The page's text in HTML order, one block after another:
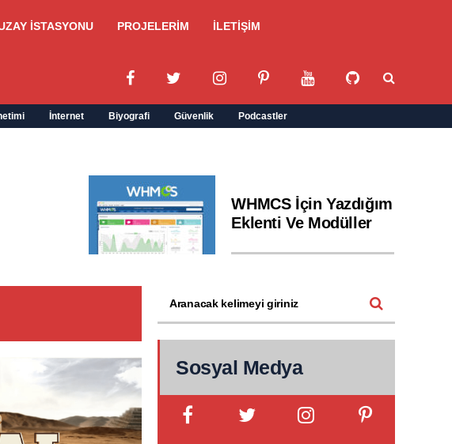
İSTASYONU PROJELERİM İLETİŞİM
İnternet Biyografi Güvenlik Podcastler
WHMCS İçin Yazdığım
Eklenti Ve Modüller
Sosyal Medya